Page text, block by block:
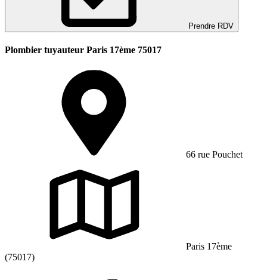
Prendre RDV
Plombier tuyauteur Paris 17ème 75017
66 rue Pouchet
Paris 17ème
(75017)